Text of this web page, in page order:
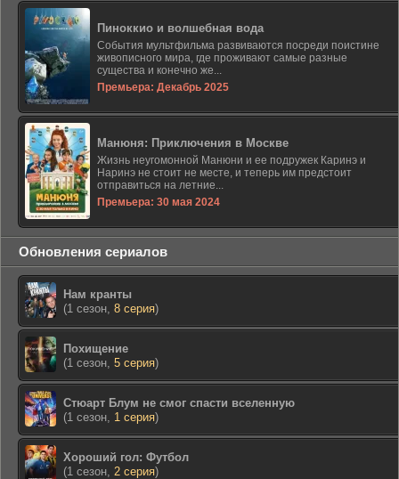
Пиноккио и волшебная вода
События мультфильма развиваются посреди поистине
живописного мира, где проживают самые разные
существа и конечно же...
Премьера: Декабрь 2025
Манюня: Приключения в Москве
Жизнь неугомонной Манюни и ее подружек Каринэ и
Наринэ не стоит не месте, и теперь им предстоит
отправиться на летние...
Премьера: 30 мая 2024
Обновления сериалов
Нам кранты
(1 сезон, 8 серия)
Похищение
(1 сезон, 5 серия)
Стюарт Блум не смог спасти вселенную
(1 сезон, 1 серия)
Хороший гол: Футбол
(1 сезон, 2 серия)